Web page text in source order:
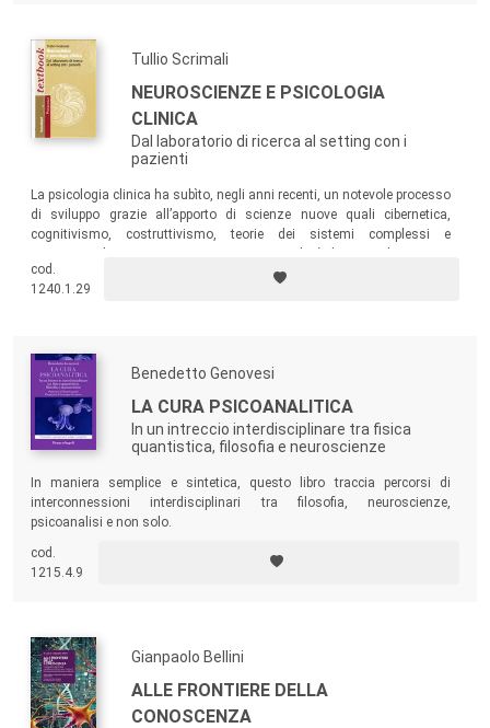
Tullio Scrimali
NEUROSCIENZE E PSICOLOGIA
CLINICA
Dal laboratorio di ricerca al setting con i
pazienti
La psicologia clinica ha subìto, negli anni recenti, un notevole processo
di sviluppo grazie all’apporto di scienze nuove quali cibernetica,
cognitivismo, costruttivismo, teorie dei sistemi complessi e
come le teorie e le metodologie delle neuroscienze possano fornire un
contributo applicativo concreto alla psicologia clinica.
cod.
1240.1.29
Benedetto Genovesi
LA CURA PSICOANALITICA
In un intreccio interdisciplinare tra fisica
quantistica, filosofia e neuroscienze
In maniera semplice e sintetica, questo libro traccia percorsi di
interconnessioni interdisciplinari tra filosofia, neuroscienze,
psicoanalisi e non solo.
cod.
1215.4.9
Gianpaolo Bellini
ALLE FRONTIERE DELLA
CONOSCENZA